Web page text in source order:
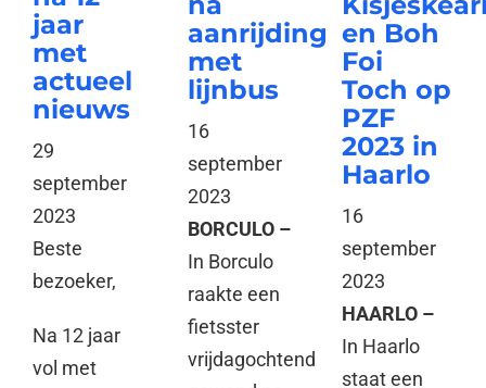
jaar
met
actueel
nieuws
29
september
2023
Beste
bezoeker,
Na 12 jaar
vol met
aanrijding
met
lijnbus
16
september
2023
BORCULO –
In Borculo
raakte een
fietsster
vrijdagochtend
en Boh
Foi
Toch op
PZF
2023 in
Haarlo
16
september
2023
HAARLO –
In Haarlo
staat een